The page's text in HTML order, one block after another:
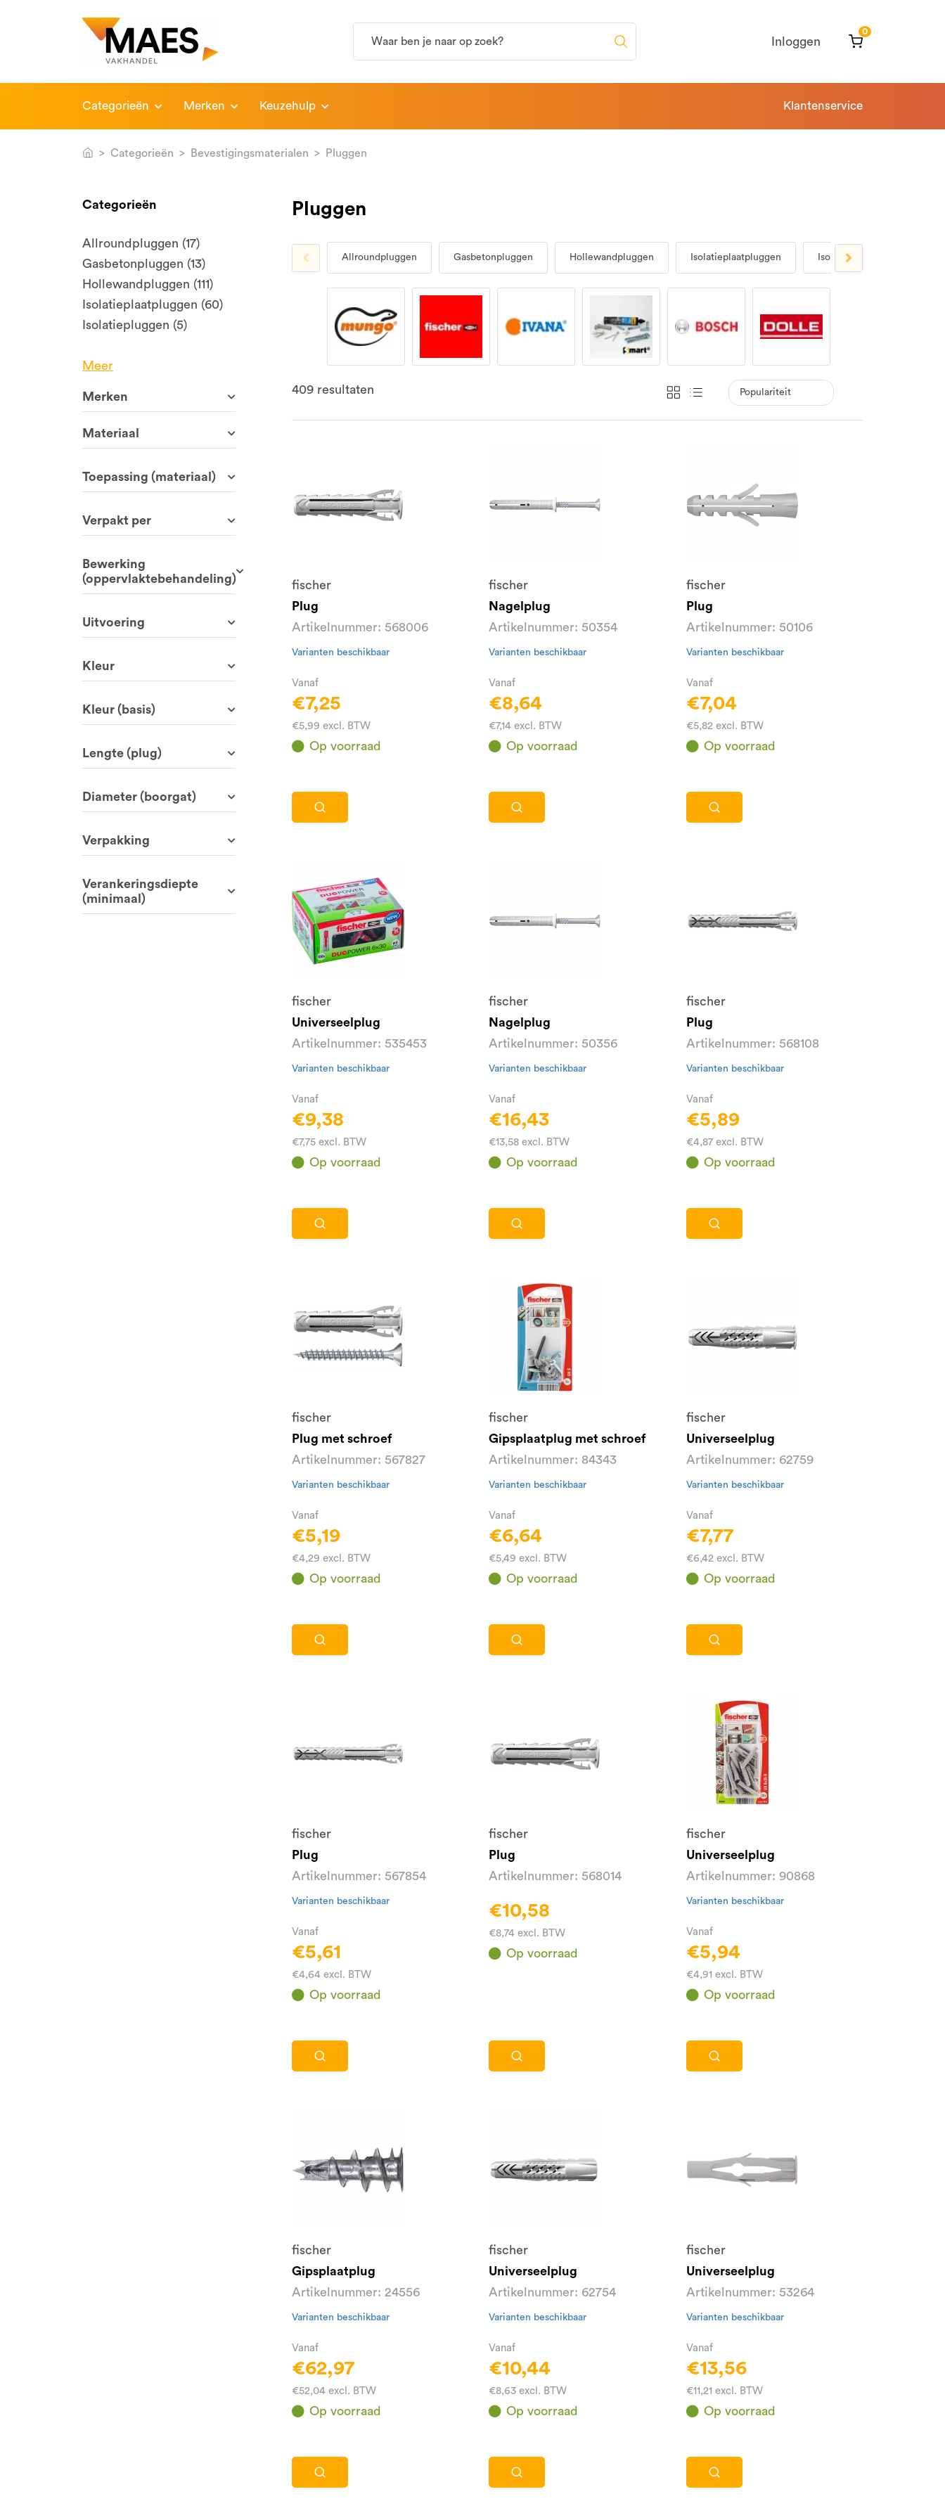
Inloggen
0
Categorieën Merken Keuzehulp Klantenservice
Categorieën Bevestigingsmaterialen Pluggen
Categorieën
Allroundpluggen (17)
Gasbetonpluggen (13)
Hollewandpluggen (111)
Isolatieplaatpluggen (60)
Isolatiepluggen (5)
Meer
Merken
Materiaal
Toepassing (materiaal)
Verpakt per
Bewerking
(oppervlaktebehandeling)
Uitvoering
Kleur
Kleur (basis)
Lengte (plug)
Diameter (boorgat)
Verpakking
Verankeringsdiepte
(minimaal)
Pluggen
Allroundpluggen Gasbetonpluggen Hollewandpluggen Isolatieplaatpluggen Isolatiepluggen
409resultaten
fischer
Plug
Artikelnummer: 568006
Varianten beschikbaar
Vanaf
€7,25
€5,99 excl. BTW
Op voorraad
fischer
Nagelplug
Artikelnummer: 50354
Varianten beschikbaar
Vanaf
€8,64
€7,14 excl. BTW
Op voorraad
fischer
Plug
Artikelnummer: 50106
Varianten beschikbaar
Vanaf
€7,04
€5,82 excl. BTW
Op voorraad
fischer
Universeelplug
Artikelnummer: 535453
Varianten beschikbaar
Vanaf
€9,38
€7,75 excl. BTW
Op voorraad
fischer
Nagelplug
Artikelnummer: 50356
Varianten beschikbaar
Vanaf
€16,43
€13,58 excl. BTW
Op voorraad
fischer
Plug
Artikelnummer: 568108
Varianten beschikbaar
Vanaf
€5,89
€4,87 excl. BTW
Op voorraad
fischer
Plug met schroef
Artikelnummer: 567827
Varianten beschikbaar
Vanaf
€5,19
€4,29 excl. BTW
Op voorraad
fischer
Gipsplaatplug met schroef
Artikelnummer: 84343
Varianten beschikbaar
Vanaf
€6,64
€5,49 excl. BTW
Op voorraad
fischer
Universeelplug
Artikelnummer: 62759
Varianten beschikbaar
Vanaf
€7,77
€6,42 excl. BTW
Op voorraad
fischer
Plug
Artikelnummer: 567854
Varianten beschikbaar
Vanaf
€5,61
€4,64 excl. BTW
Op voorraad
fischer
Plug
Artikelnummer: 568014
€10,58
€8,74 excl. BTW
Op voorraad
fischer
Universeelplug
Artikelnummer: 90868
Varianten beschikbaar
Vanaf
€5,94
€4,91 excl. BTW
Op voorraad
fischer
Gipsplaatplug
Artikelnummer: 24556
Varianten beschikbaar
Vanaf
€62,97
€52,04 excl. BTW
Op voorraad
fischer
Universeelplug
Artikelnummer: 62754
Varianten beschikbaar
Vanaf
€10,44
€8,63 excl. BTW
Op voorraad
fischer
Universeelplug
Artikelnummer: 53264
Varianten beschikbaar
Vanaf
€13,56
€11,21 excl. BTW
Op voorraad